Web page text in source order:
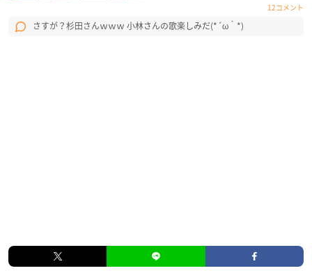
12コメント
さすが？杉田さんｗｗｗ 小林さんの歌楽しみだ(*´ω｀*)